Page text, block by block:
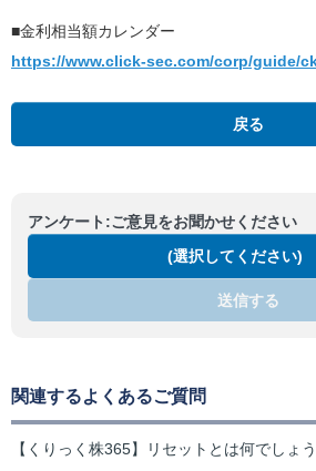
■金利相当額カレンダー
https://www.click-sec.com/corp/guide/
戻る
アンケート:ご意見をお聞かせください
(選択してください)
送信する
関連するよくあるご質問
【くりっく株365】リセットとは何でしょ